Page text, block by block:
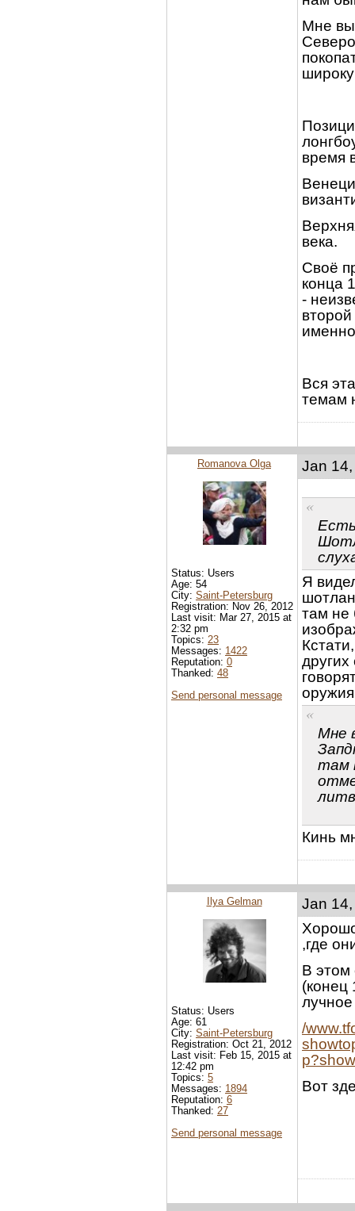
Мне
время
века.
Своё
конца
-
Вся
темам
Jan
Я
там не
Мне
там
Кинь
Romanova Olga
Status: Users
Age: 54
City: Saint-Petersburg
Registration: Nov 26, 2012
Last visit: Mar 27, 2015 at
2:32 pm
Topics: 23
Messages: 1422
Reputation: 0
Thanked: 48
Send personal message
Jan
,где
В этом
(конец
/
Вот
Ilya Gelman
Status: Users
Age: 61
City: Saint-Petersburg
Registration: Oct 21, 2012
Last visit: Feb 15, 2015 at
12:42 pm
Topics: 5
Messages: 1894
Reputation: 6
Thanked: 27
Send personal message